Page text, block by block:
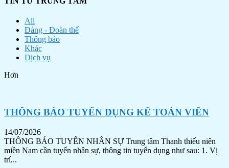
All
Đảng - Đoàn thể
Thông báo
Khác
Dịch vụ
Hơn
THÔNG BÁO TUYỂN DỤNG KẾ TOÁN VIÊN
14/07/2026
THÔNG BÁO TUYỂN NHÂN SỰ Trung tâm Thanh thiếu niên
miền Nam cần tuyển nhân sự, thông tin tuyển dụng như sau: 1. Vị
trí...